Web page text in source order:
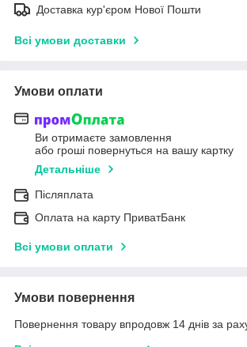
Доставка кур'єром Нової Пошти
Всі умови доставки
Умови оплати
Ви отримаєте замовлення
або гроші повернуться на вашу картку
Детальніше
Післяплата
Оплата на карту ПриватБанк
Всі умови оплати
Умови повернення
Повернення товару впродовж 14 днів за